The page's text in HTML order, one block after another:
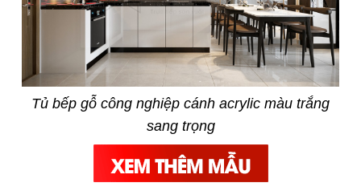
Tủ bếp gỗ công nghiệp cánh acrylic màu trắng
sang trọng